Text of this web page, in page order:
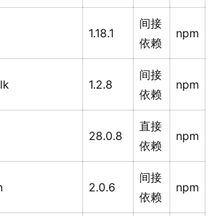
1.18.1
间接
依赖
npm
1.2.8
间接
依赖
npm
28.0.8
直接
依赖
npm
2.0.6
间接
依赖
npm